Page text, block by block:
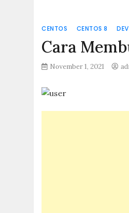
CENTOS CENTOS 8
Cara
November 1, 2021